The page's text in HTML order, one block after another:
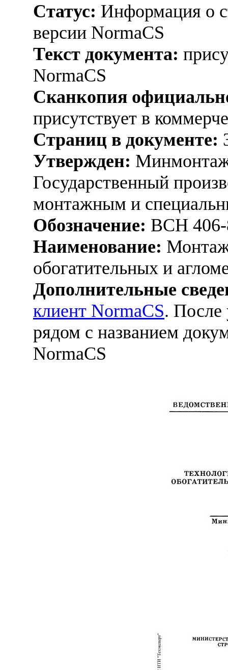
Статус: Информация о
версии NormaCS
Текст документа:
NormaCS
Сканкопия
присутствует в
Страниц в документе:
Утвержден:
Государственный
монтажным и
Обозначение: ВСН
Наименование: Монтаж
обогатительных и
Дополнительные
клиент NormaCS. После
рядом с названием
NormaCS